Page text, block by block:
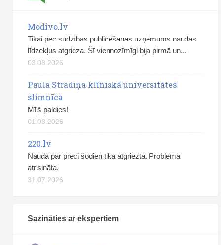
Modivo.lv
Tikai pēc sūdzības publicēšanas uzņēmums naudas
līdzekļus atgrieza. Šī viennozīmīgi bija pirmā un...
03.08.2026
Paula Stradiņa klīniskā universitātes
slimnīca
Mīļš paldies!
01.08.2026
220.lv
Nauda par preci šodien tika atgriezta. Problēma
atrisināta.
31.07.2026
Sazināties ar ekspertiem